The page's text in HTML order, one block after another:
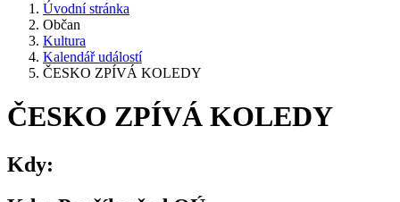
Úvodní stránka
Občan
Kultura
Kalendář událostí
ČESKO ZPÍVÁ KOLEDY
ČESKO ZPÍVÁ KOLEDY
Kdy: